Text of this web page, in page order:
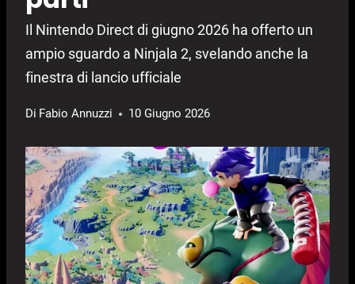
Il Nintendo Direct di giugno 2026 ha offerto un
ampio sguardo a Ninjala 2, svelando anche la
finestra di lancio ufficiale
Di Fabio Annuzzi 10 Giugno 2026